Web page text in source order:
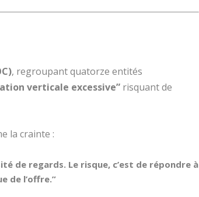
, regroupant quatorze entités
verticale excessive” risquant de
la crainte :
de regards. Le risque, c’est de répondre à
de l’offre.”